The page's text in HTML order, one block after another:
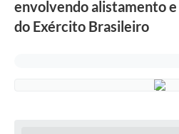
envolvendo alistamento
do Exército Brasileiro